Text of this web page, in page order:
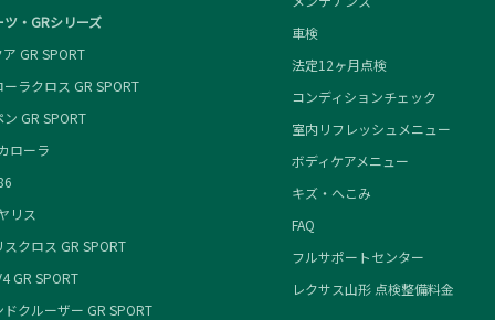
ツ・GRシリーズ
GR SPORT
ラクロス GR SPORT
GR SPORT
ローラ
リス
クロス GR SPORT
GR SPORT
クルーザー GR SPORT
車検
法定12ヶ月点検
コンディションチェック
室内リフレッシュメニュー
ボディケアメニュー
キズ・へこみ
FAQ
フルサポートセンター
レクサス山形 点検整備料金